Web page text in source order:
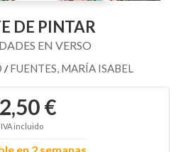
DE PINTAR
EN VERSO
/FUENTES, MARÍA ISABEL
€
IVA incluido
en 2 semanas